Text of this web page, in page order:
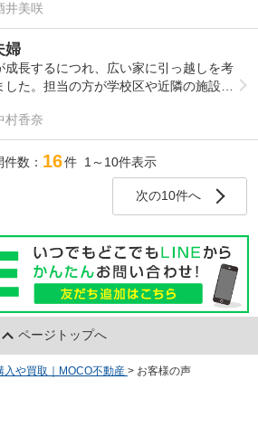
さる不動産会社があることに感動しまし
させて頂いたところ、毎週のように現況
やお電話など大変親身に対応して頂き
む者にとっては安心してお任せするこ
ました。
あと1件の案件があり、そちらも御社
しようと思っております。
また宜しくお願いします。
井美咲
婦
成長するにつれ、広い家に引っ越しを考
した。担当の方が学校区や近隣の施設の
して新しい家を選ぶことができました。
、理想的な環境で子どもたちを育てるこ
、満足しています。
村香奈
数： 16件 1～10件表示
次の10件へ
ページトップへ
や買取｜MOCO不動産 > お客様の声